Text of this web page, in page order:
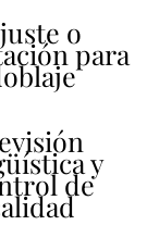
o
para
y
de